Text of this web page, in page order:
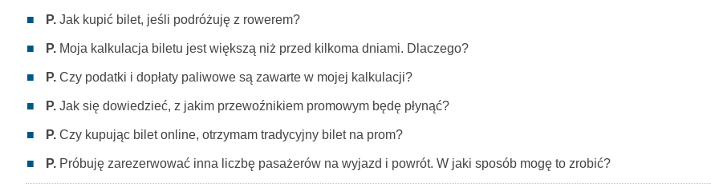
P. Jak kupić bilet, jeśli podróżuję z rowerem?
P. Moja kalkulacja biletu jest większą niż przed kilkoma dniami. Dlaczego?
P. Czy podatki i dopłaty paliwowe są zawarte w mojej kalkulacji?
P. Jak się dowiedzieć, z jakim przewoźnikiem promowym będę płynąć?
P. Czy kupując bilet online, otrzymam tradycyjny bilet na prom?
P. Próbuję zarezerwować inna liczbę pasażerów na wyjazd i powrót. W jaki sposób mogę to zrobić?